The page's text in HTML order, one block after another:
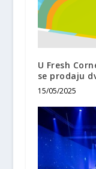
U Fresh
se prodaju
15/05/2025